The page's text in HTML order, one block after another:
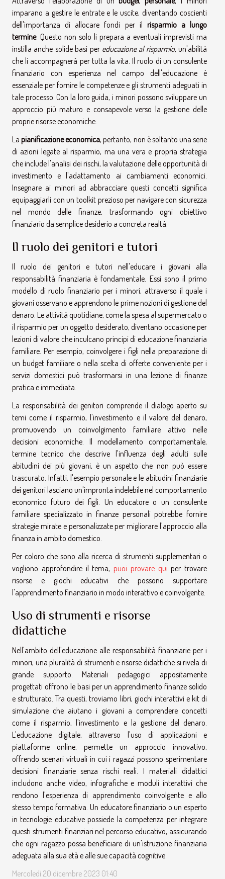
imparano a gestire le entrate e le uscite, diventando coscienti
dell'importanza di allocare fondi per il risparmio a lungo
termine. Questo non solo li prepara a eventuali imprevisti ma
instilla anche solide basi per educazione al risparmio, un'abilità
che li accompagnerà per tutta la vita. Il ruolo di un consulente
finanziario con esperienza nel campo dell'educazione è
essenziale per fornire le competenze e gli strumenti adeguati in
tale processo. Con la loro guida, i minori possono sviluppare un
approccio più maturo e consapevole verso la gestione delle
proprie risorse economiche.
Lapianificazione economica, pertanto, non è soltanto una serie
di azioni legate al risparmio, ma una vera e propria strategia
che include l'analisi dei rischi, la valutazione delle opportunità di
investimento e l'adattamento ai cambiamenti economici.
Insegnare ai minori ad abbracciare questi concetti significa
equipaggiarli con un toolkit prezioso per navigare con sicurezza
nel mondo delle finanze, trasformando ogni obiettivo
finanziario da semplice desiderio a concreta realtà.
Il ruolo dei genitori e tutori
Il ruolo dei genitori e tutori nell'educare i giovani alla
responsabilità finanziaria è fondamentale. Essi sono il primo
modello di ruolo finanziario per i minori, attraverso il quale i
giovani osservano e apprendono le prime nozioni di gestione del
denaro. Le attività quotidiane, come la spesa al supermercato o
il risparmio per un oggetto desiderato, diventano occasione per
lezioni di valore che inculcano principi di educazione finanziaria
familiare. Per esempio, coinvolgere i figli nella preparazione di
un budget familiare o nella scelta di offerte conveniente per i
servizi domestici può trasformarsi in una lezione di finanze
pratica e immediata.
La responsabilità dei genitori comprende il dialogo aperto su
temi come il risparmio, l'investimento e il valore del denaro,
promuovendo un coinvolgimento familiare attivo nelle
decisioni economiche. Il modellamento comportamentale,
termine tecnico che descrive l'influenza degli adulti sulle
abitudini dei più giovani, è un aspetto che non può essere
trascurato. Infatti, l'esempio personale e le abitudini finanziarie
dei genitori lasciano un'impronta indelebile nel comportamento
economico futuro dei figli. Un educatore o un consulente
familiare specializzato in finanze personali potrebbe fornire
strategie mirate e personalizzate per migliorare l'approccio alla
finanza in ambito domestico.
Per coloro che sono alla ricerca di strumenti supplementari o
vogliono approfondire il tema, puoi provare qui per trovare
risorse e giochi educativi che possono supportare
l'apprendimento finanziario in modo interattivo e coinvolgente.
Uso di strumenti e risorse
didattiche
Nell'ambito dell'educazione alle responsabilità finanziarie per i
minori, una pluralità di strumenti e risorse didattiche si rivela di
grande supporto. Materiali pedagogici appositamente
progettati offrono le basi per un apprendimento finanze solido
e strutturato. Tra questi, troviamo libri, giochi interattivi e kit di
simulazione che aiutano i giovani a comprendere concetti
come il risparmio, l'investimento e la gestione del denaro.
L'educazione digitale, attraverso l'uso di applicazioni e
piattaforme online, permette un approccio innovativo,
offrendo scenari virtuali in cui i ragazzi possono sperimentare
decisioni finanziarie senza rischi reali. I materiali didattici
includono anche video, infografiche e moduli interattivi che
rendono l'esperienza di apprendimento coinvolgente e allo
stesso tempo formativa. Un educatore finanziario o un esperto
in tecnologie educative possiede la competenza per integrare
questi strumenti finanziari nel percorso educativo, assicurando
che ogni ragazzo possa beneficiare di un'istruzione finanziaria
adeguata alla sua età e alle sue capacità cognitive.
Mercoledì 20 dicembre 2023 01:40